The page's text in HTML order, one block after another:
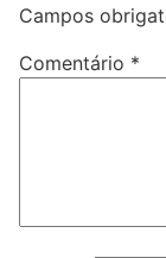
Campos
Comentário *